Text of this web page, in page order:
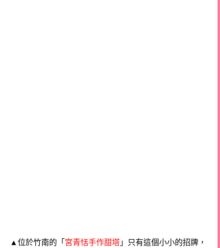
▲位於竹南的「 宮青恬手作甜塔 」只有這個小小的招牌，